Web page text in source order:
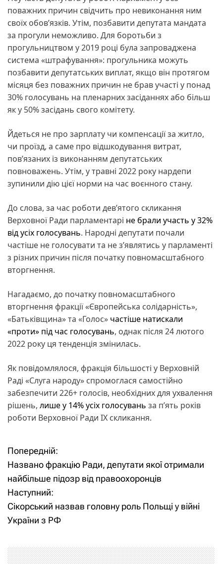
поважних причин свідчить про невиконання ним
своїх обов’язків. Утім, позбавити депутата мандата
за прогули неможливо. Для боротьби з
прогульництвом у 2019 році була запроваджена
система «штрафування»: прогульника можуть
позбавити депутатських виплат, якщо він протягом
місяця без поважних причин не брав участі у понад
30% голосувань на пленарних засіданнях або більш
як у 50% засідань свого комітету.
Йдеться не про зарплату чи компенсації за житло,
чи проїзд, а саме про відшкодування витрат,
пов’язаних із виконанням депутатських
повноважень. Утім, у травні 2022 року нардепи
зупинили дію цієї норми на час воєнного стану.
До слова, за час роботи дев’ятого скликання
Верховної Ради парламентарі не брали участь у 32%
від усіх голосувань. Народні депутати почали
частіше не голосувати та не з’являтись у парламенті
з різних причин після початку повномасштабного
вторгнення.
Нагадаємо, до початку повномасштабного
вторгнення фракції «Європейська солідарність»,
«Батьківщина» та «Голос» частіше натискали
«проти» під час голосувань, однак після 24 лютого
2022 року ця тенденція змінилась.
Як повідомлялося, фракція більшості у Верховній
Раді «Слуга народу» спромоглася самостійно
забезпечити 226+ голосів, необхідних для ухвалення
рішень, лише у 14% усіх голосувань за п’ять років
роботи Верховної Ради IX скликання.
Н
а
в
і
а
Попередній:
Названо фракцію Ради, депутати якої отримали
найбільше підозр від правоохоронців
Наступний:
Сікорський назвав головну роль Польщі у війні
України з РФ